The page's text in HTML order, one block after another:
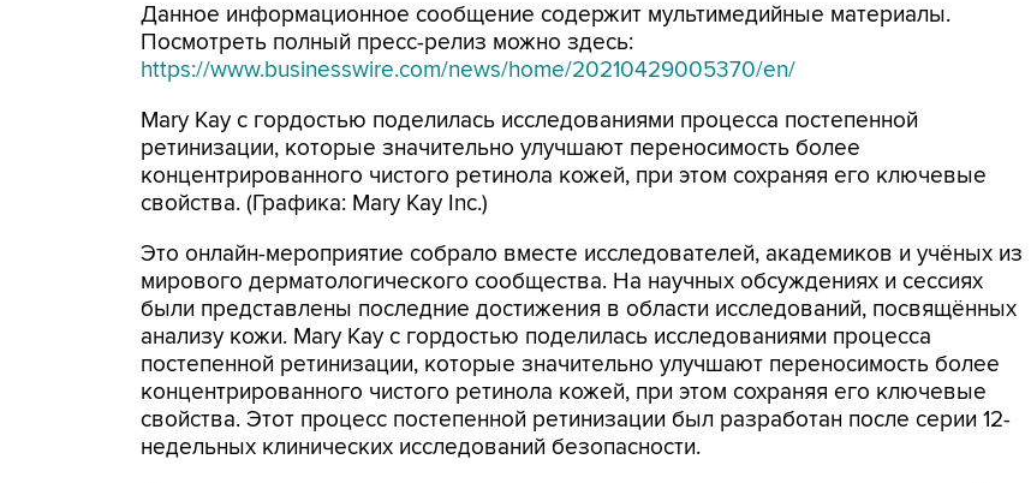
Данное информационное сообщение содержит мультимедийные материалы.
Посмотреть полный пресс-релиз можно здесь:
https://www.businesswire.com/news/home/20210429005370/en/
Mary Kay с гордостью поделилась исследованиями процесса постепенной
ретинизации, которые значительно улучшают переносимость более
концентрированного чистого ретинола кожей, при этом сохраняя его ключевые
свойства. (Графика: Mary Kay Inc.)
Это онлайн-мероприятие собрало вместе исследователей, академиков и учёных из
мирового дерматологического сообщества. На научных обсуждениях и сессиях
были представлены последние достижения в области исследований, посвящённых
анализу кожи. Mary Kay с гордостью поделилась исследованиями процесса
постепенной ретинизации, которые значительно улучшают переносимость более
концентрированного чистого ретинола кожей, при этом сохраняя его ключевые
свойства. Этот процесс постепенной ретинизации был разработан после серии 12-
недельных клинических исследований безопасности.